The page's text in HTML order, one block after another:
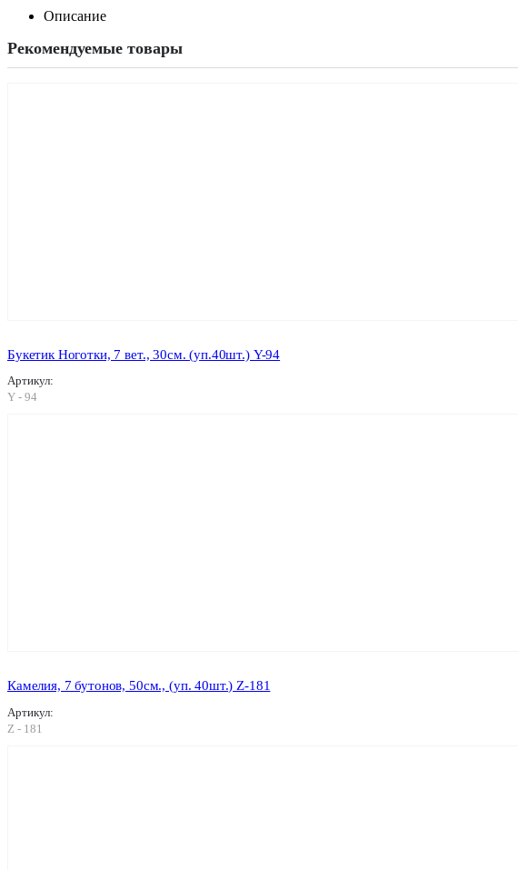
Описание
Рекомендуемые товары
Букетик Ноготки, 7 вет., 30см. (уп.40шт.) Y-94
Артикул:
Y - 94
Камелия, 7 бутонов, 50см., (уп. 40шт.) Z-181
Артикул:
Z - 181